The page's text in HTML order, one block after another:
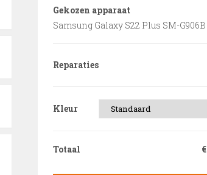
Gekozen apparaat
Samsung Galaxy S22 Plus SM-G906B
Reparaties
Kleur
Totaal €